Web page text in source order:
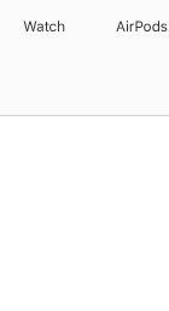
Watch AirPods